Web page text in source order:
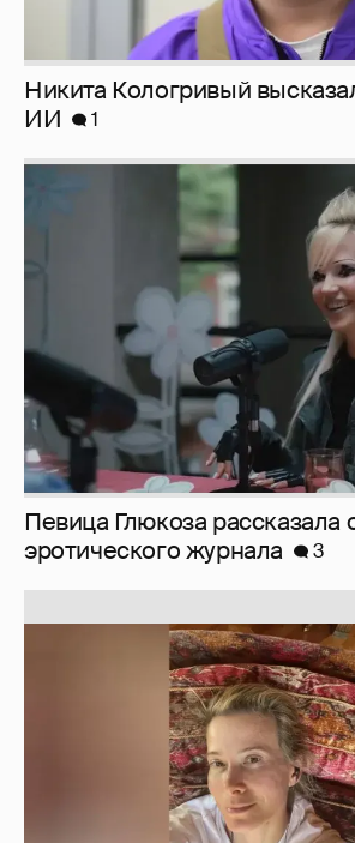
Никита Кологривый
ИИ
1
Певица Глюкоза рассказала
эротического журнала
3